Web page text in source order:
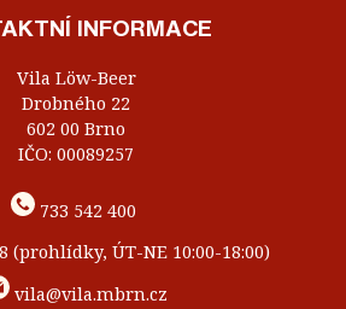
INFORMACE
Vila Löw-Beer
Drobného 22
602 00 Brno
IČO: 00089257
733 542 400
(prohlídky, ÚT-NE 10:00-18:00)
vila@vila.mbrn.cz